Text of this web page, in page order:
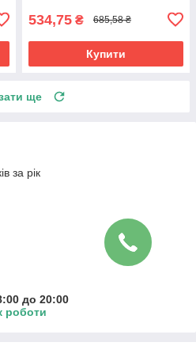
534,75 ₴ 685,58 ₴
Купити
ще
за рік
до 20:00
роботи